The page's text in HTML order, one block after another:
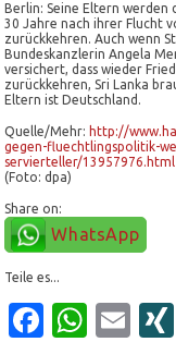
Berlin:Seine Eltern werden
30 Jahre nach ihrer Flucht
zurückkehren. Auch wenn
Bundeskanzlerin Angela
versichert, dass wieder
zurückkehren, Sri Lanka
Eltern ist Deutschland.
Quelle/Mehr: http://
gegen-fluechtlingspolitik-
servierteller/13957976.html
(Foto: dpa)
Share on:
WhatsApp
Teile es...